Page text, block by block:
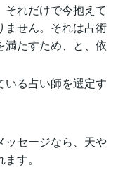
それだけで今抱えて
ません。それは占術
満たすため、と、依
いる占い師を選定す
ッセージなら、天や
す。